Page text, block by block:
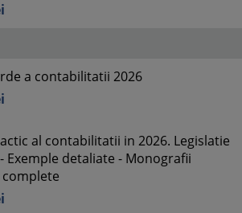
a contabilitatii 2026
al contabilitatii in 2026. Legislatie
Exemple detaliate - Monografii